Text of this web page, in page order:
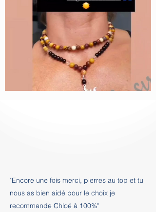
"Encore une fois merci, pierres au top et tu
nous as bien aidé pour le choix je
recommande Chloé à 100%"